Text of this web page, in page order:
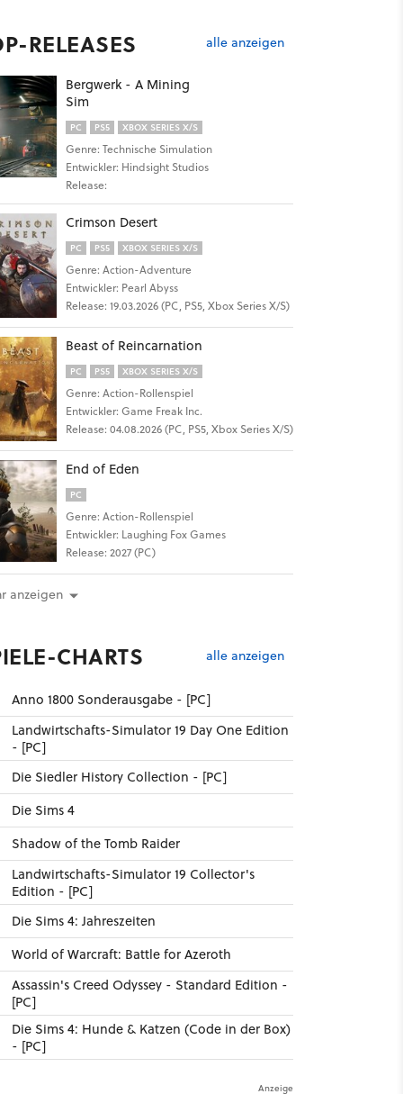
RELEASES alle anzeigen
Bergwerk - A Mining
Sim
PC PS5 XBOX SERIES X/S
Genre: Technische Simulation
Entwickler: Hindsight Studios
Release:
Crimson Desert
PC PS5 XBOX SERIES X/S
Genre: Action-Adventure
Entwickler: Pearl Abyss
Release: 19.03.2026 (PC, PS5, Xbox Series X/S)
Beast of Reincarnation
PC PS5 XBOX SERIES X/S
Genre: Action-Rollenspiel
Entwickler: Game Freak Inc.
Release: 04.08.2026 (PC, PS5, Xbox Series X/S)
End of Eden
PC
Genre: Action-Rollenspiel
Entwickler: Laughing Fox Games
Release: 2027 (PC)
anzeigen
CHARTS alle anzeigen
Anno 1800 Sonderausgabe - [PC]
Landwirtschafts-Simulator 19 Day One Edition
- [PC]
Die Siedler History Collection - [PC]
Die Sims 4
Shadow of the Tomb Raider
Landwirtschafts-Simulator 19 Collector's
Edition - [PC]
Die Sims 4: Jahreszeiten
World of Warcraft: Battle for Azeroth
Assassin's Creed Odyssey - Standard Edition -
[PC]
Die Sims 4: Hunde & Katzen (Code in der Box)
- [PC]